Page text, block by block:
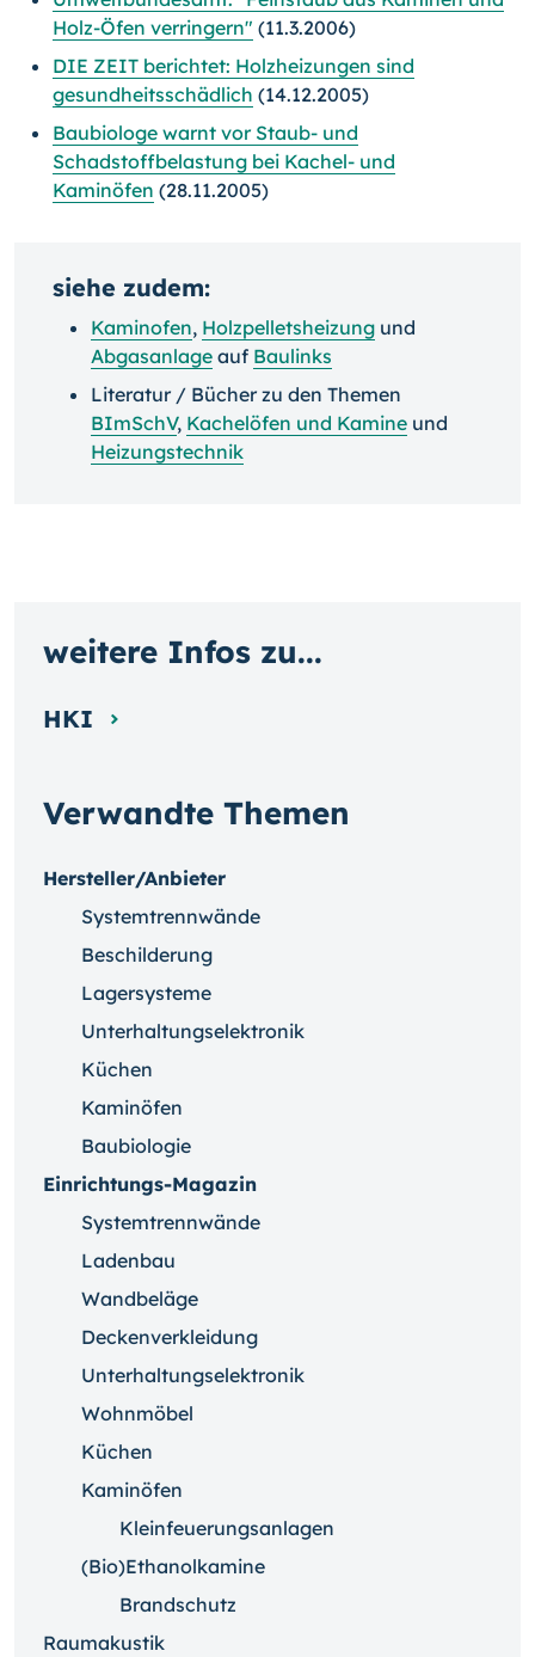
Holz-Öfen verringern" (11.3.2006)
DIE ZEIT berichtet: Holzheizungen sind
gesundheitsschädlich (14.12.2005)
Baubiologe warnt vor Staub- und
Schadstoffbelastung bei Kachel- und
Kaminöfen (28.11.2005)
siehe zudem:
Kaminofen, Holzpelletsheizung und
Abgasanlage auf Baulinks
Literatur / Bücher zu den Themen
BImSchV, Kachelöfen und Kamine und
Heizungstechnik
Verwandte Themen
Hersteller/Anbieter
Systemtrennwände
Beschilderung
Lagersysteme
Unterhaltungselektronik
Küchen
Kaminöfen
Baubiologie
Einrichtungs-Magazin
Systemtrennwände
Ladenbau
Wandbeläge
Deckenverkleidung
Unterhaltungselektronik
Wohnmöbel
Küchen
Kaminöfen
Kleinfeuerungsanlagen
(Bio)Ethanolkamine
Brandschutz
Raumakustik
weitere Infos zu...
HKI